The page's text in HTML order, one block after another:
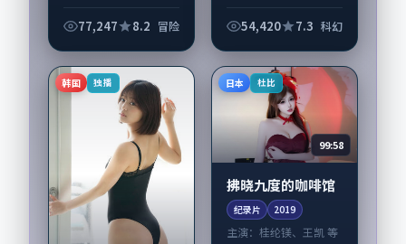
辑版）》值得关注：
凯、周冬雨与配角群
戏并重。影片2019...
77,247 8.2 冒险 54,420 7.3 科幻
韩国 独播 日本 杜比
99:58
拂晓九度的咖啡馆
纪录片 2019
主演：桂纶镁、王凯 等